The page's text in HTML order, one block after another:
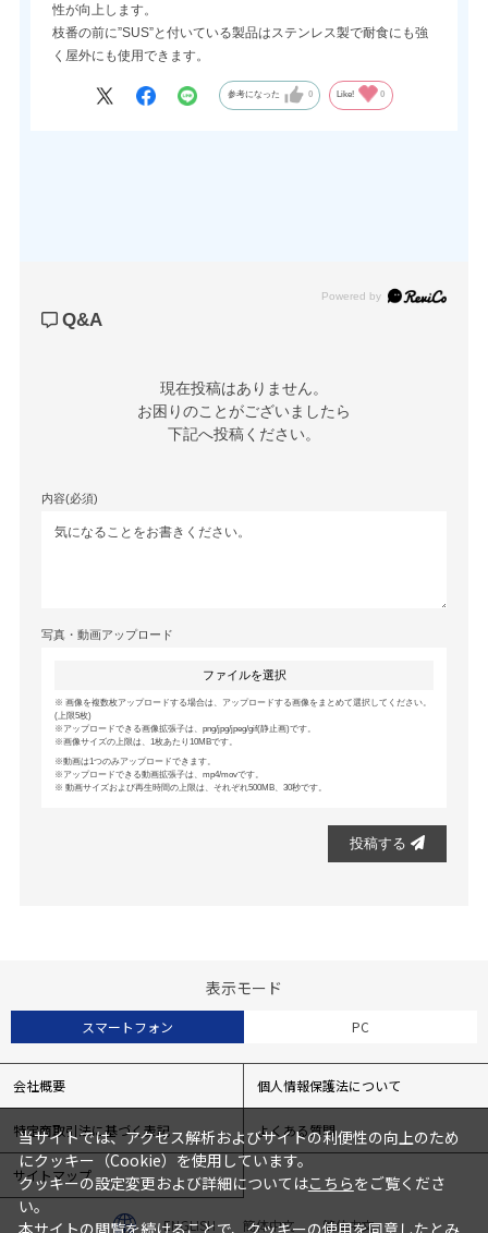
性が向上します。
枝番の前に”SUS”と付いている製品はステンレス製で耐食にも強
く屋外にも使用できます。
参考になった 0 Like! 0
Powered by
Q&A
現在投稿はありません。
お困りのことがございましたら
下記へ投稿ください。
内容(必須)
写真・動画アップロード
ファイルを選択
画像を複数枚アップロードする場合は、アップロードする画像をまとめて選択してください。
(上限5枚)
アップロードできる画像拡張子は、png/jpg/jpeg/gif(静止画)です。
画像サイズの上限は、1枚あたり10MBです。
動画は1つのみアップロードできます。
アップロードできる動画拡張子は、mp4/movです。
動画サイズおよび再生時間の上限は、それぞれ500MB、30秒です。
投稿する
表示モード
スマートフォン PC
会社概要 個人情報保護法について
特定商取引法に基づく表記 よくある質問
サイトマップ
ENGLISH 簡体中文 繁体中文
当サイトでは、アクセス解析およびサイトの利便性の向上のため
にクッキー（Cookie）を使用しています。
クッキーの設定変更および詳細についてはこちらをご覧くださ
い。